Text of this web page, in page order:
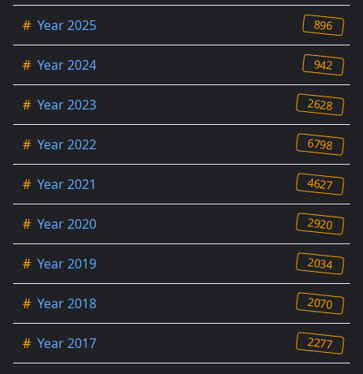
# Year 2025 896
# Year 2024 942
# Year 2023 2628
# Year 2022 6798
# Year 2021 4627
# Year 2020 2920
# Year 2019 2034
# Year 2018 2070
# Year 2017 2277